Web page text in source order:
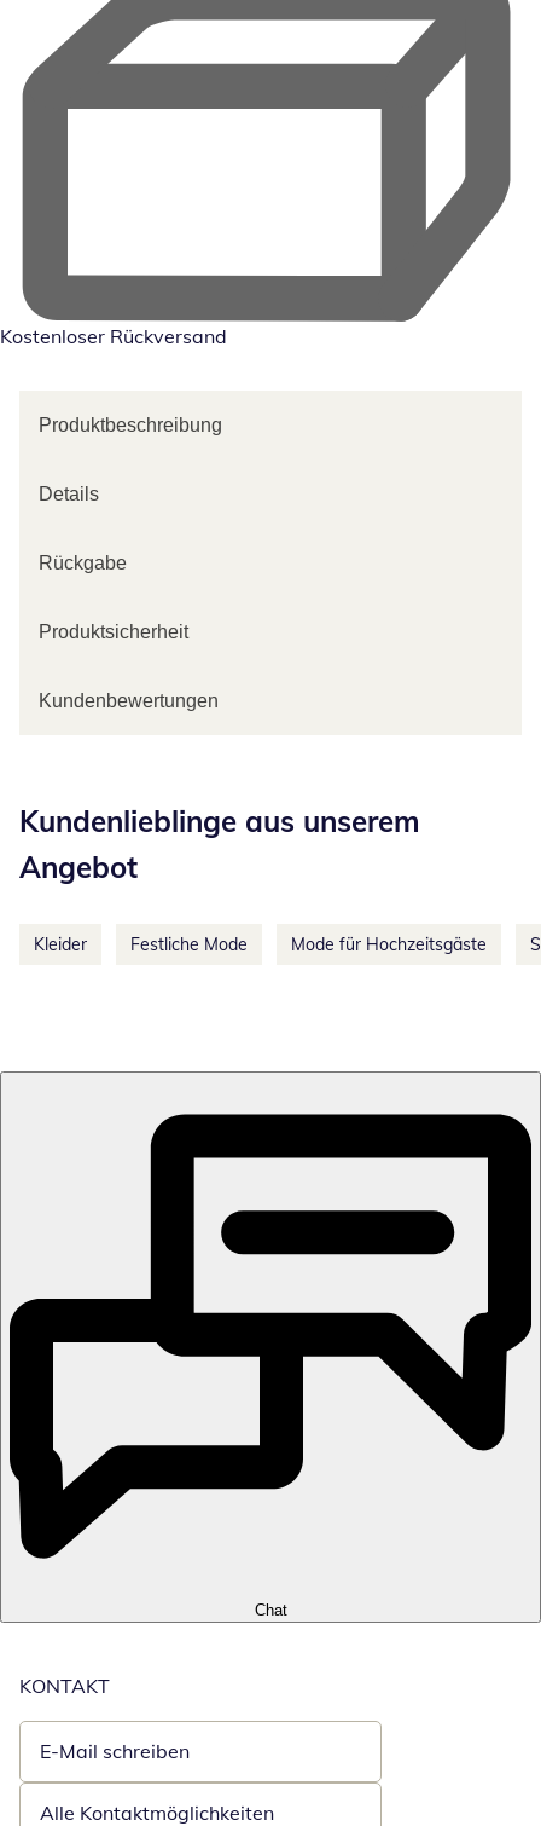
Kostenloser Rückversand
Produktbeschreibung
Details
Rückgabe
Produktsicherheit
Kundenbewertungen
Kundenlieblinge aus unserem
Angebot
Kleider Festliche Mode Mode für Hochzeitsgäste
Chat
KONTAKT
E-Mail schreiben
Öffnet E-Mail-Client
Alle Kontaktmöglichkeiten